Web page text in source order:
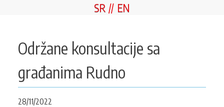
PROJEKTI
DOKUMENTA
KONTAKT
SR EN
Održane konsultacije sa
građanima Rudno
28/11/2022